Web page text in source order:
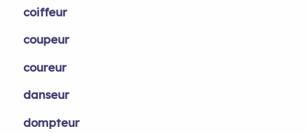
coiffeur
coupeur
coureur
danseur
dompteur